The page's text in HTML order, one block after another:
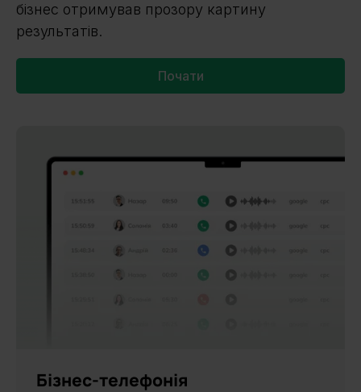
бізнес отримував прозору картину
результатів.
Почати
Бізнес-телефонія